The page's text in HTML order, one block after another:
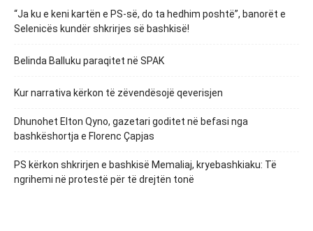
“Ja ku e keni kartën e PS-së, do ta hedhim poshtë”, banorët e
Selenicës kundër shkrirjes së bashkisë!
Belinda Balluku paraqitet në SPAK
Kur narrativa kërkon të zëvendësojë qeverisjen
Dhunohet Elton Qyno, gazetari goditet në befasi nga
bashkëshortja e Florenc Çapjas
PS kërkon shkrirjen e bashkisë Memaliaj, kryebashkiaku: Të
ngrihemi në protestë për të drejtën tonë